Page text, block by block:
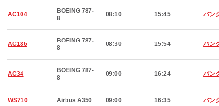
AC104
BOEING 787-
8
08:10 15:45 バン
AC186
BOEING 787-
8
08:30 15:54 バン
AC34
BOEING 787-
8
09:00 16:24 バン
WS710 Airbus A350 09:00 16:35 バン